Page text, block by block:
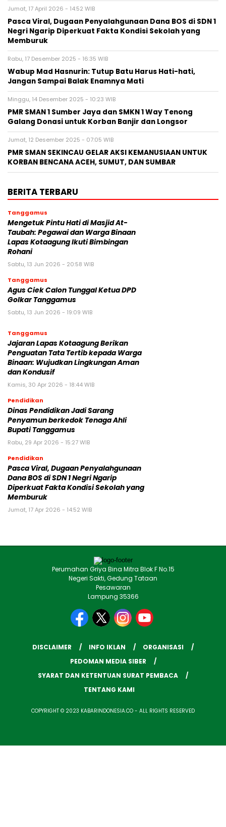
Jumat, 17 April 2026 - 14:52 WIB
Pasca Viral, Dugaan Penyalahgunaan Dana BOS di SDN 1
Negri Ngarip Diperkuat Fakta Kondisi Sekolah yang
Memburuk
Rabu, 17 Desember 2025 - 16:35 WIB
Wabup Mad Hasnurin: Tutup Batu Harus Hati-hati,
Jangan Sampai Balak Enamnya Mati
Minggu, 14 Desember 2025 - 10:23 WIB
PMR SMAN 1 Sumber Jaya dan SMKN 1 Way Tenong
Galang Donasi untuk Korban Banjir dan Longsor
Jumat, 12 Desember 2025 - 07:05 WIB
PMR SMAN SEKINCAU GELAR AKSI KEMANUSIAAN UNTUK
KORBAN BENCANA ACEH, SUMUT, DAN SUMBAR
BERITA TERBARU
Tanggamus
Mengetuk Pintu Hati di Masjid At-
Taubah: Pegawai dan Warga Binaan
Lapas Kotaagung Ikuti Bimbingan
Rohani
Sabtu, 13 Jun 2026 - 20:58 WIB
Tanggamus
Agus Ciek Calon Tunggal Ketua DPD
Golkar Tanggamus
Sabtu, 13 Jun 2026 - 19:09 WIB
Tanggamus
Jajaran Lapas Kotaagung Berikan
Penguatan Tata Tertib kepada Warga
Binaan: Wujudkan Lingkungan Aman
dan Kondusif
Kamis, 30 Apr 2026 - 18:44 WIB
Pendidikan
Dinas Pendidikan Jadi Sarang
Penyamun berkedok Tenaga Ahli
Bupati Tanggamus
Rabu, 29 Apr 2026 - 15:27 WIB
Pendidikan
Pasca Viral, Dugaan Penyalahgunaan
Dana BOS di SDN 1 Negri Ngarip
Diperkuat Fakta Kondisi Sekolah yang
Memburuk
Jumat, 17 Apr 2026 - 14:52 WIB
Perumahan Griya Bina Mitra Blok F No.15
Negeri Sakti, Gedung Tataan
Pesawaran
Lampung 35366
DISCLAIMER INFO IKLAN
ORGANISASI
PEDOMAN MEDIA SIBER
SYARAT DAN KETENTUAN SURAT PEMBACA
TENTANG KAMI
COPYRIGHT © 2023 KABARINDONESIA.CO - ALL RIGHTS RESERVED